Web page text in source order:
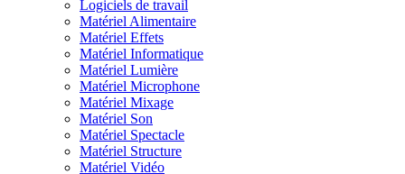
Logiciels de travail
Matériel Alimentaire
Matériel Effets
Matériel Informatique
Matériel Lumière
Matériel Microphone
Matériel Mixage
Matériel Son
Matériel Spectacle
Matériel Structure
Matériel Vidéo